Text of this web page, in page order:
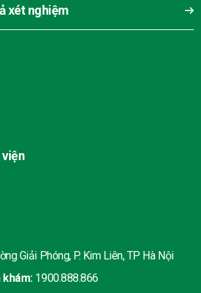
Giải Phóng, P. Kim Liên, TP Hà Nội
khám: 1900.888.866
xét nghiệm